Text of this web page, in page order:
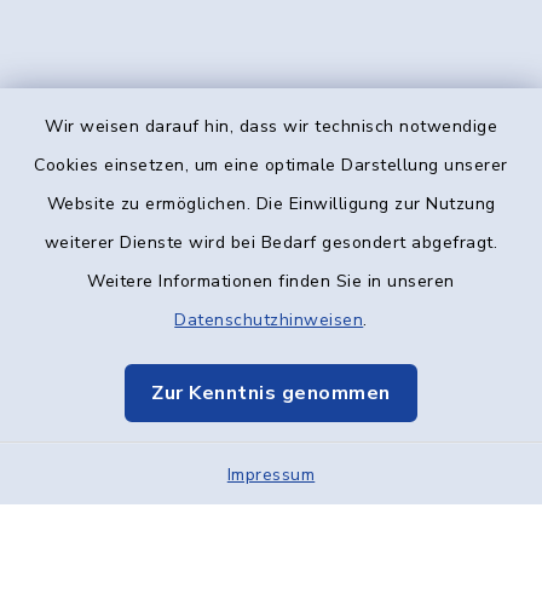
Wir weisen darauf hin, dass wir technisch notwendige
Cookies einsetzen, um eine optimale Darstellung unserer
Website zu ermöglichen. Die Einwilligung zur Nutzung
weiterer Dienste wird bei Bedarf gesondert abgefragt.
Weitere Informationen finden Sie in unseren
Datenschutzhinweisen.
Zur Kenntnis genommen
Impressum
Kontakt
Datenschutz
Elektronische Kommunikation
Sitemap